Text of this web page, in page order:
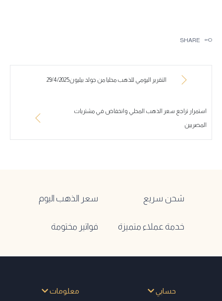
SHARE
التقرير اليومي للذهب محليا من جولد بيليون29/4/2025
استمرار تراجع سعر الذهب المحلي وانخفاض في مشتريات
المصريين
شحن سريع سعر الذهب اليوم
خدمة عملاء متميزة فواتير مختومة
حسابي معلومات